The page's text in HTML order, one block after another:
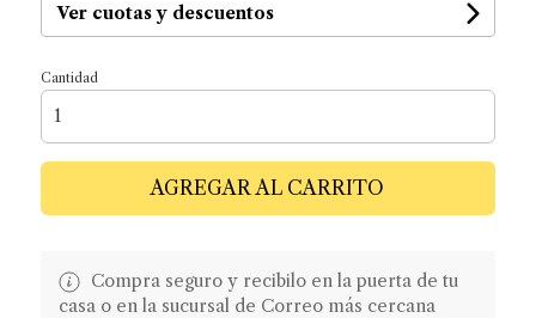
Ver cuotas y descuentos
Cantidad
AGREGAR AL CARRITO
Compra seguro y recibilo en la puerta de tu
casa o en la sucursal de Correo más cercana